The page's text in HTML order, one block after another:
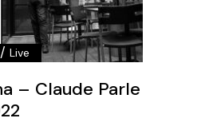
/Live
– Claude Parle